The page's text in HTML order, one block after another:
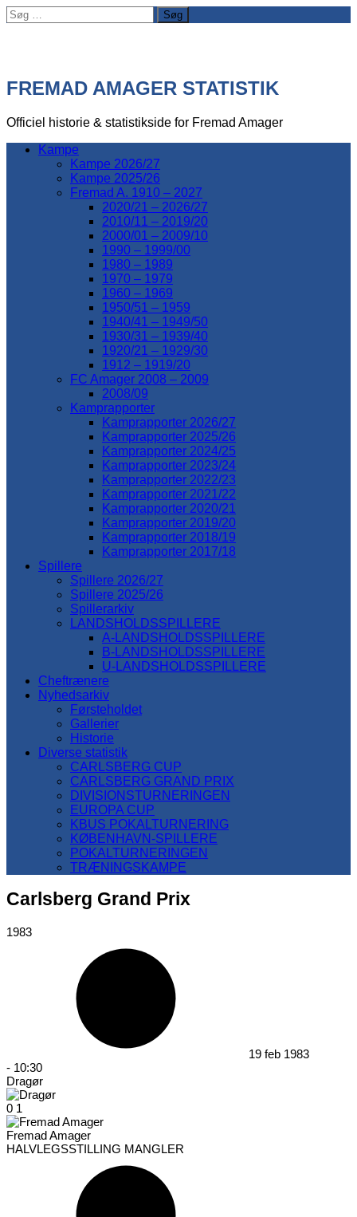
Søg
efter:
FREMAD AMAGER STATISTIK
Officiel historie & statistikside for Fremad Amager
Kampe
Kampe 2026/27
Kampe 2025/26
Fremad A. 1910 – 2027
2020/21 – 2026/27
2010/11 – 2019/20
2000/01 – 2009/10
1990 – 1999/00
1980 – 1989
1970 – 1979
1960 – 1969
1950/51 – 1959
1940/41 – 1949/50
1930/31 – 1939/40
1920/21 – 1929/30
1912 – 1919/20
FC Amager 2008 – 2009
2008/09
Kamprapporter
Kamprapporter 2026/27
Kamprapporter 2025/26
Kamprapporter 2024/25
Kamprapporter 2023/24
Kamprapporter 2022/23
Kamprapporter 2021/22
Kamprapporter 2020/21
Kamprapporter 2019/20
Kamprapporter 2018/19
Kamprapporter 2017/18
Spillere
Spillere 2026/27
Spillere 2025/26
Spillerarkiv
LANDSHOLDSSPILLERE
A-LANDSHOLDSSPILLERE
B-LANDSHOLDSSPILLERE
U-LANDSHOLDSSPILLERE
Cheftrænere
Nyhedsarkiv
Førsteholdet
Gallerier
Historie
Diverse statistik
CARLSBERG CUP
CARLSBERG GRAND PRIX
DIVISIONSTURNERINGEN
EUROPA CUP
KBUS POKALTURNERING
KØBENHAVN-SPILLERE
POKALTURNERINGEN
TRÆNINGSKAMPE
Carlsberg Grand Prix
1983
19 feb 1983
- 10:30
Dragør
0 1
Fremad Amager
HALVLEGSSTILLING MANGLER